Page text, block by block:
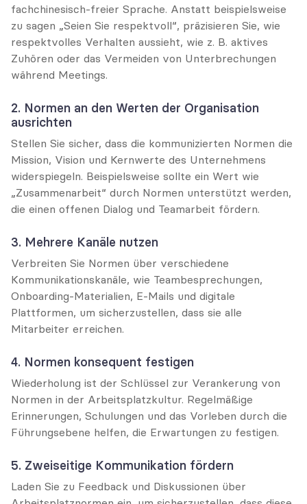
fachchinesisch-freier Sprache. Anstatt beispielsweise
zu sagen „Seien Sie respektvoll“, präzisieren Sie, wie
respektvolles Verhalten aussieht, wie z. B. aktives
Zuhören oder das Vermeiden von Unterbrechungen
während Meetings.
2. Normen an den Werten der Organisation
ausrichten
Stellen Sie sicher, dass die kommunizierten Normen die
Mission, Vision und Kernwerte des Unternehmens
widerspiegeln. Beispielsweise sollte ein Wert wie
„Zusammenarbeit“ durch Normen unterstützt werden,
die einen offenen Dialog und Teamarbeit fördern.
3. Mehrere Kanäle nutzen
Verbreiten Sie Normen über verschiedene
Kommunikationskanäle, wie Teambesprechungen,
Onboarding-Materialien, E-Mails und digitale
Plattformen, um sicherzustellen, dass sie alle
Mitarbeiter erreichen.
4. Normen konsequent festigen
Wiederholung ist der Schlüssel zur Verankerung von
Normen in der Arbeitsplatzkultur. Regelmäßige
Erinnerungen, Schulungen und das Vorleben durch die
Führungsebene helfen, die Erwartungen zu festigen.
5. Zweiseitige Kommunikation fördern
Laden Sie zu Feedback und Diskussionen über